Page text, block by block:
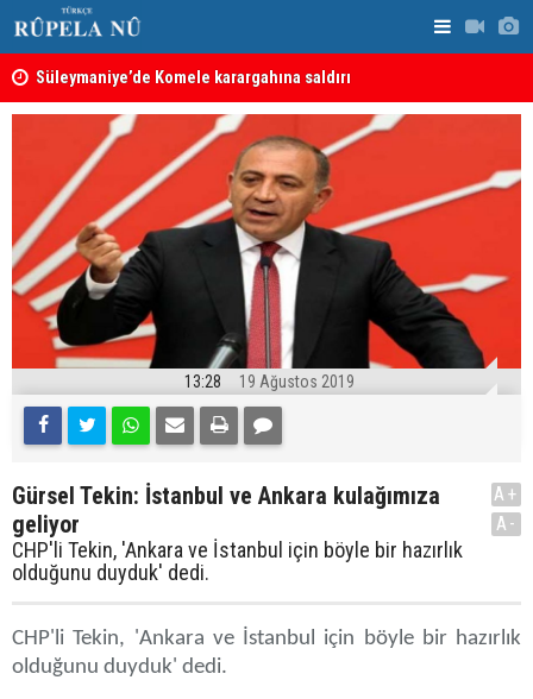
Süleymaniye’de Komele karargahına saldırı
sonuçlar
13:28 19 Ağustos 2019
Gürsel Tekin: İstanbul ve Ankara kulağımıza
geliyor
CHP'li Tekin, 'Ankara ve İstanbul için böyle bir hazırlık
olduğunu duyduk' dedi.
A+
A-
CHP'li Tekin, 'Ankara ve İstanbul için böyle bir hazırlık
olduğunu duyduk' dedi.